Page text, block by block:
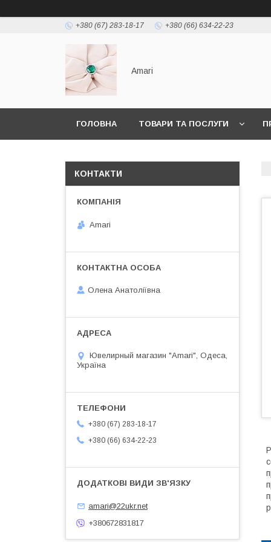
+380 (67) 283-18-17 +380 (66) 634-22-23
Amari
ГОЛОВНА ТОВАРИ ТА ПОСЛУГИ
КОНТАКТИ
Amari
Олена Анатоліївна
Ювелирный магазин "Amari", Одеса,
Україна
+380 (67) 283-18-17
+380 (66) 634-22-23
amari@22ukr.net
+380672831817